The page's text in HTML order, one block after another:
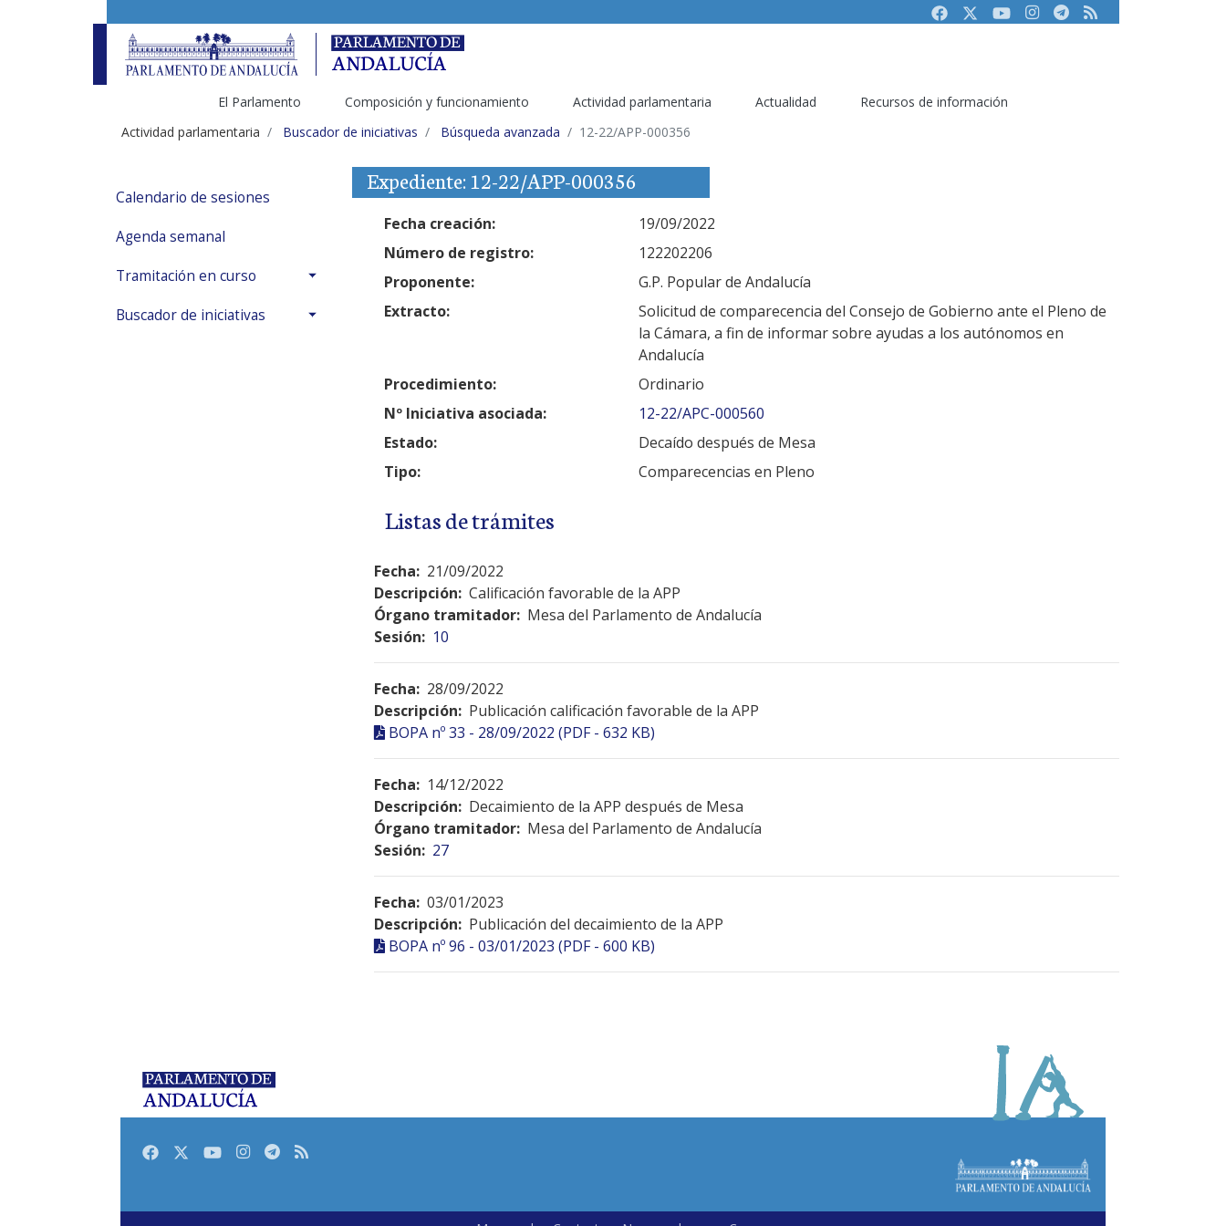
FacebookTwitterYoutubeInstagram
Telegram
RSS
El Parlamento Composición y funcionamiento Actividad parlamentaria Actualidad
Recursos de información
Actividad parlamentaria
Buscador de iniciativas Búsqueda avanzada 12-22/APP-000356
Calendario de sesiones
Agenda semanal
Tramitación en curso
Buscador de iniciativas
Expediente: 12-22/APP-000356
Fecha creación:
19/09/2022
Número de registro:
122202206
Proponente:
G.P. Popular de Andalucía
Extracto:
Solicitud de comparecencia del Consejo de Gobierno ante el Pleno de
la Cámara, a fin de informar sobre ayudas a los autónomos en
Andalucía
Procedimiento:
Ordinario
Nº Iniciativa asociada:
12-22/APC-000560
Estado:
Decaído después de Mesa
Tipo:
Comparecencias en Pleno
Listas de trámites
Fecha: 21/09/2022
Descripción: Calificación favorable de la APP
Órgano tramitador: Mesa del Parlamento de Andalucía
Sesión: 10
Fecha: 28/09/2022
Descripción: Publicación calificación favorable de la APP
BOPA nº 33 - 28/09/2022 (PDF - 632 KB)
Fecha: 14/12/2022
Descripción: Decaimiento de la APP después de Mesa
Órgano tramitador: Mesa del Parlamento de Andalucía
Sesión: 27
Fecha: 03/01/2023
Descripción: Publicación del decaimiento de la APP
BOPA nº 96 - 03/01/2023 (PDF - 600 KB)
FacebookTwitterYoutubeInstagram
Telegram
RSS